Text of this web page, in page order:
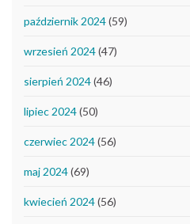
październik 2024(59)
wrzesień 2024(47)
sierpień 2024(46)
lipiec 2024(50)
czerwiec 2024(56)
maj 2024(69)
kwiecień 2024(56)